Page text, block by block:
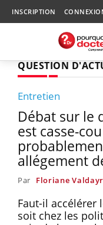
INSCRIPTION
QUESTION
Entretien
Débat sur le
est casse-
allégement
Par Floriane
Faut-il accélérer
soit chez les